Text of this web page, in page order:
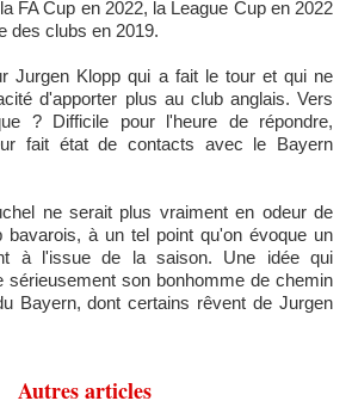
FA Cup en 2022, la League Cup en 2022
des clubs en 2019.
Jurgen Klopp qui a fait le tour et qui ne
d'apporter plus au club anglais. Vers
? Difficile pour l'heure de répondre,
fait état de contacts avec le Bayern
ne serait plus vraiment en odeur de
bavarois, à un tel point qu'on évoque un
à l'issue de la saison. Une idée qui
sérieusement son bonhomme de chemin
Bayern, dont certains rêvent de Jurgen
Autres articles